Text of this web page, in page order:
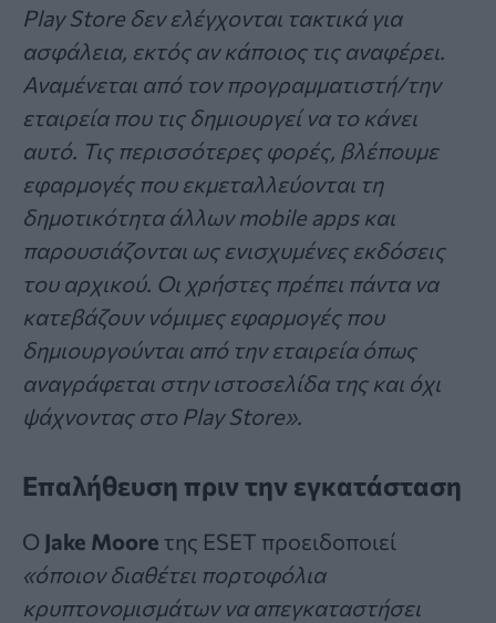
Play Store δεν ελέγχονται τακτικά για
ασφάλεια, εκτός αν κάποιος τις αναφέρει.
Αναμένεται από τον προγραμματιστή/την
εταιρεία που τις δημιουργεί να το κάνει
αυτό. Τις περισσότερες φορές, βλέπουμε
εφαρμογές που εκμεταλλεύονται τη
δημοτικότητα άλλων mobile apps και
παρουσιάζονται ως ενισχυμένες εκδόσεις
του αρχικού. Οι χρήστες πρέπει πάντα να
κατεβάζουν νόμιμες εφαρμογές που
δημιουργούνται από την εταιρεία όπως
αναγράφεται στην ιστοσελίδα της και όχι
ψάχνοντας στο Play Store».
Επαλήθευση πριν την εγκατάσταση
Ο Jake Moore της ESET προειδοποιεί
«όποιον διαθέτει πορτοφόλια
κρυπτονομισμάτων να απεγκαταστήσει